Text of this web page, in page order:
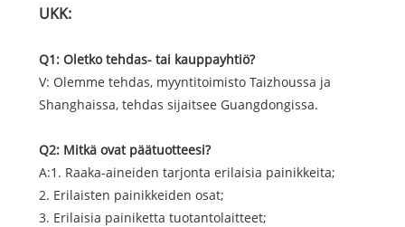
UKK:
Q1: Oletko tehdas- tai kauppayhtiö?
V: Olemme tehdas, myyntitoimisto Taizhoussa ja
Shanghaissa, tehdas sijaitsee Guangdongissa.
Q2: Mitkä ovat päätuotteesi?
A:1. Raaka-aineiden tarjonta erilaisia ​​painikkeita;
2. Erilaisten painikkeiden osat;
3. Erilaisia ​​painiketta tuotantolaitteet;